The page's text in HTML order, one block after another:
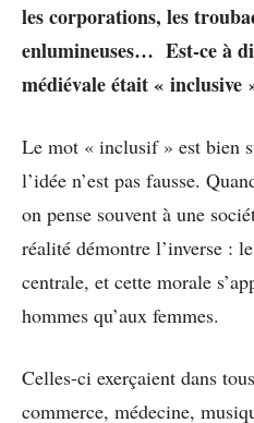
les corporations, les
enlumineuses… Est-ce à
médiévale était « inclusive
Le mot « inclusif » est bien
l’idée n’est pas fausse.
on pense souvent à une
réalité démontre l’inverse :
centrale, et cette morale
hommes qu’aux femmes.
Celles-ci exerçaient dans
commerce, médecine,